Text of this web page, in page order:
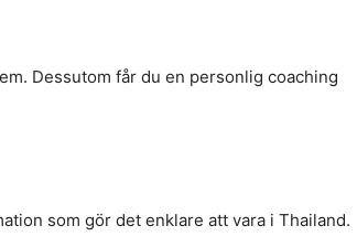
Dessutom får du en personlig coaching
som gör det enklare att vara i Thailand.